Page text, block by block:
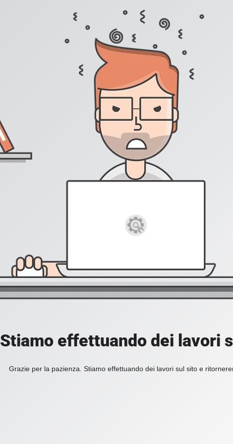
Stiamo effettuando dei lavori
Grazie per la pazienza. Stiamo effettuando dei lavori sul sito e